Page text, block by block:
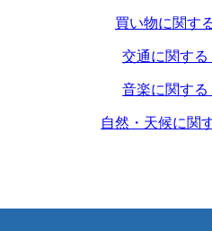
買い物に関す
交通に関す
音楽に関す
自然・天候に関